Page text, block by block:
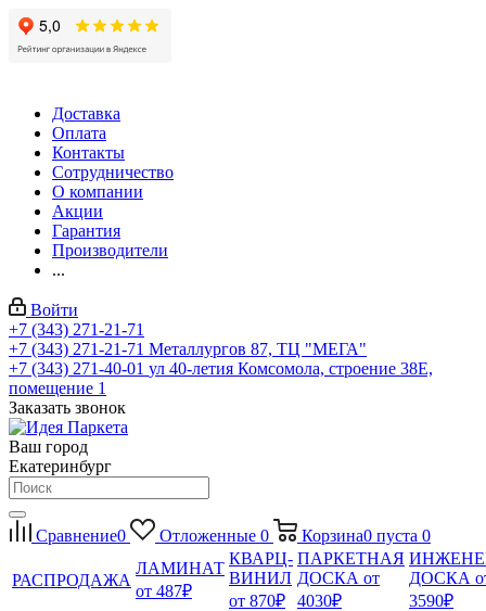
Доставка
Оплата
Контакты
Сотрудничество
О компании
Акции
Гарантия
Производители
...
Войти
+7 (343) 271-21-71
+7 (343) 271-21-71 Металлургов 87, ТЦ "МЕГА"
+7 (343) 271-40-01 ул 40-летия Комсомола, строение 38Е,
помещение 1
Заказать звонок
Ваш город
Екатеринбург
Сравнение0 Отложенные 0 Корзина0 пуста 0
РАСПРОДАЖА
ЛАМИНАТ
от 487₽
КВАРЦ-
ВИНИЛ
от 870₽
ПАРКЕТНАЯ
ДОСКА от
4030₽
ДОСКА
3590₽